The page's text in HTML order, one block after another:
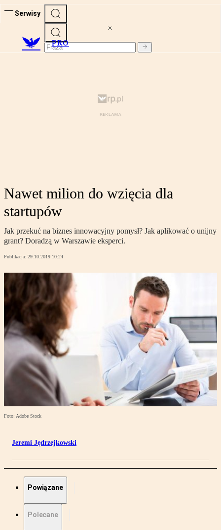
Serwisy
PRO
Nawet milion do wzięcia dla
startupów
Jak przekuć na biznes innowacyjny pomysł? Jak aplikować o unijny
grant? Doradzą w Warszawie eksperci.
Publikacja: 29.10.2019 10:24
Foto: Adobe Stock
Jeremi Jędrzejkowski
Powiązane
Polecane